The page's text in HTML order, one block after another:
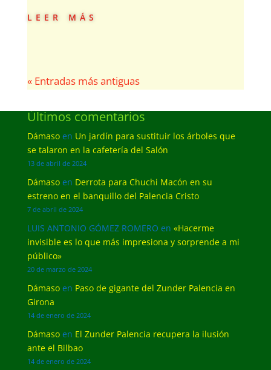
leer más
« Entradas más antiguas
Últimos comentarios
Dámasoen Un jardín para sustituir los árboles que
se talaron en la cafetería del Salón
13 de abril de 2024
Dámasoen Derrota para Chuchi Macón en su
estreno en el banquillo del Palencia Cristo
7 de abril de 2024
LUIS ANTONIO GÓMEZ ROMERO en «Hacerme
invisible es lo que más impresiona y sorprende a mi
público»
20 de marzo de 2024
Dámasoen Paso de gigante del Zunder Palencia en
Girona
14 de enero de 2024
Dámasoen El Zunder Palencia recupera la ilusión
ante el Bilbao
14 de enero de 2024